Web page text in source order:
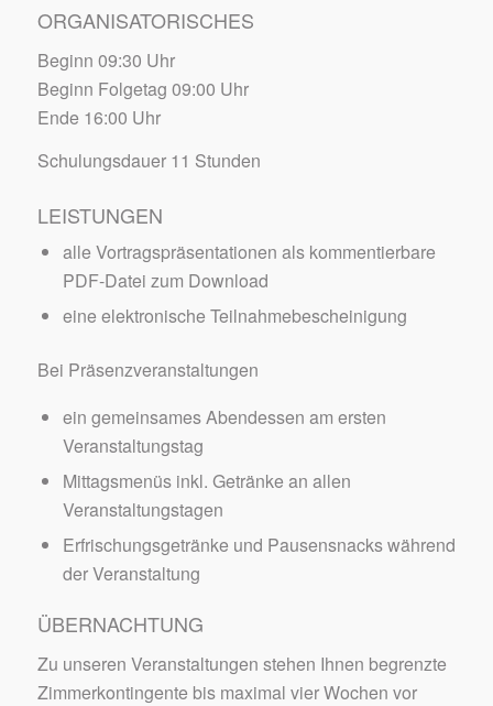
ORGANISATORISCHES
Beginn 09:30 Uhr
Beginn Folgetag 09:00 Uhr
Ende 16:00 Uhr
Schulungsdauer 11 Stunden
LEISTUNGEN
alle Vortragspräsentationen als kommentierbare
PDF-Datei zum Download
eine elektronische Teilnahmebescheinigung
Bei Präsenzveranstaltungen
ein gemeinsames Abendessen am ersten
Veranstaltungstag
Mittagsmenüs inkl. Getränke an allen
Veranstaltungstagen
Erfrischungsgetränke und Pausensnacks während
der Veranstaltung
ÜBERNACHTUNG
Zu unseren Veranstaltungen stehen Ihnen begrenzte
Zimmerkontingente bis maximal vier Wochen vor